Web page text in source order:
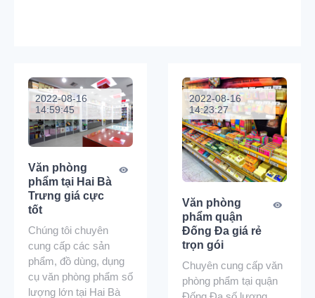
2022-08-16
14:59:45
Văn phòng
phẩm tại Hai Bà
Trưng giá cực
tốt
Chúng tôi chuyên
cung cấp các sản
phẩm, đồ dùng, dụng
cụ văn phòng phẩm số
lượng lớn tại Hai Bà
2022-08-16
14:23:27
Văn phòng
phẩm quận
Đống Đa giá rẻ
trọn gói
Chuyên cung cấp văn
phòng phẩm tại quận